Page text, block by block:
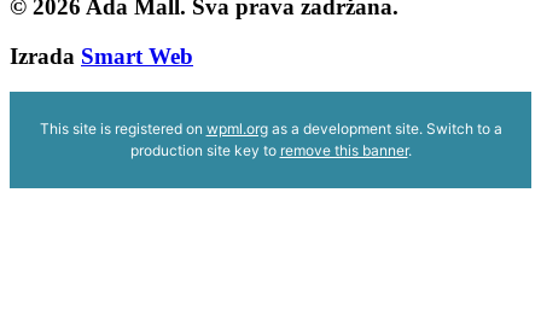
© 2026 Ada Mall. Sva prava zadržana.
Izrada Smart Web
This site is registered on wpml.orgas a development site. Switch to a
production site key to remove this banner.